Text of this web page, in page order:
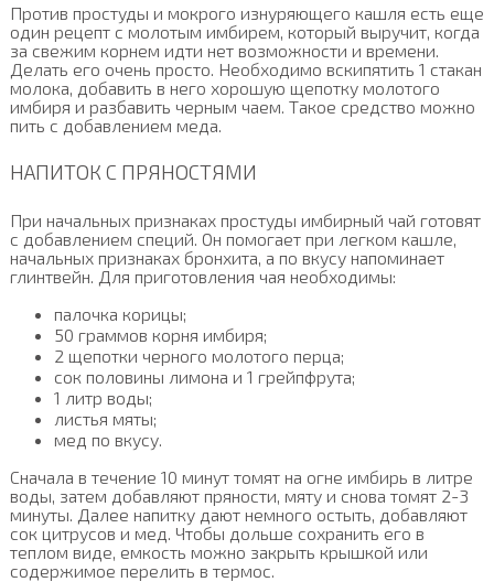
Против простуды и мокрого изнуряющего кашля есть еще
один рецепт с молотым имбирем, который выручит, когда
за свежим корнем идти нет возможности и времени.
Делать его очень просто. Необходимо вскипятить 1 стакан
молока, добавить в него хорошую щепотку молотого
имбиря и разбавить черным чаем. Такое средство можно
пить с добавлением меда.
НАПИТОК С ПРЯНОСТЯМИ
При начальных признаках простуды имбирный чай готовят
с добавлением специй. Он помогает при легком кашле,
начальных признаках бронхита, а по вкусу напоминает
глинтвейн. Для приготовления чая необходимы:
палочка корицы;
50 граммов корня имбиря;
2 щепотки черного молотого перца;
сок половины лимона и 1 грейпфрута;
1 литр воды;
листья мяты;
мед по вкусу.
Сначала в течение 10 минут томят на огне имбирь в литре
воды, затем добавляют пряности, мяту и снова томят 2-3
минуты. Далее напитку дают немного остыть, добавляют
сок цитрусов и мед. Чтобы дольше сохранить его в
теплом виде, емкость можно закрыть крышкой или
содержимое перелить в термос.